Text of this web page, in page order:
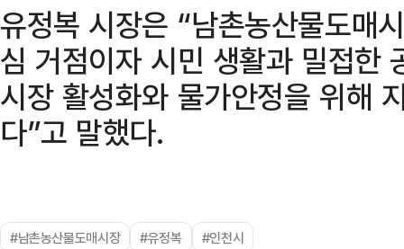
유정복 시장은 “남촌농산물도매
심 거점이자 시민 생활과 밀접한
시장 활성화와 물가안정을 위해
다”고 말했다.
#남촌농산물도매시장 #유정복 #인천시